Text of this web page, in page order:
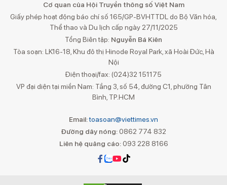
Cơ quan của Hội Truyền thông số Việt Nam
Giấy phép hoạt động báo chí số 165/GP-BVHTTDL do Bộ Văn hóa,
Thể thao và Du lịch cấp ngày 27/11/2025
Tổng Biên tập: Nguyễn Bá Kiên
Tòa soạn: LK16-18, Khu đô thị Hinode Royal Park, xã Hoài Đức, Hà
Nội
Điện thoại/fax: (024)32 151175
VP đại diện tại miền Nam: Tầng 3, số 54, đường C1, phường Tân
Bình, TP.HCM
Email:toasoan@viettimes.vn
Đường dây nóng: 0862 774 832
Liên hệ quảng cáo:093 228 8166